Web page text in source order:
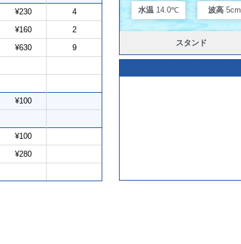
¥230 4
¥160 2
¥630 9
¥100
¥100
¥280
水温 14.0℃ 波高 5cm
スタンド